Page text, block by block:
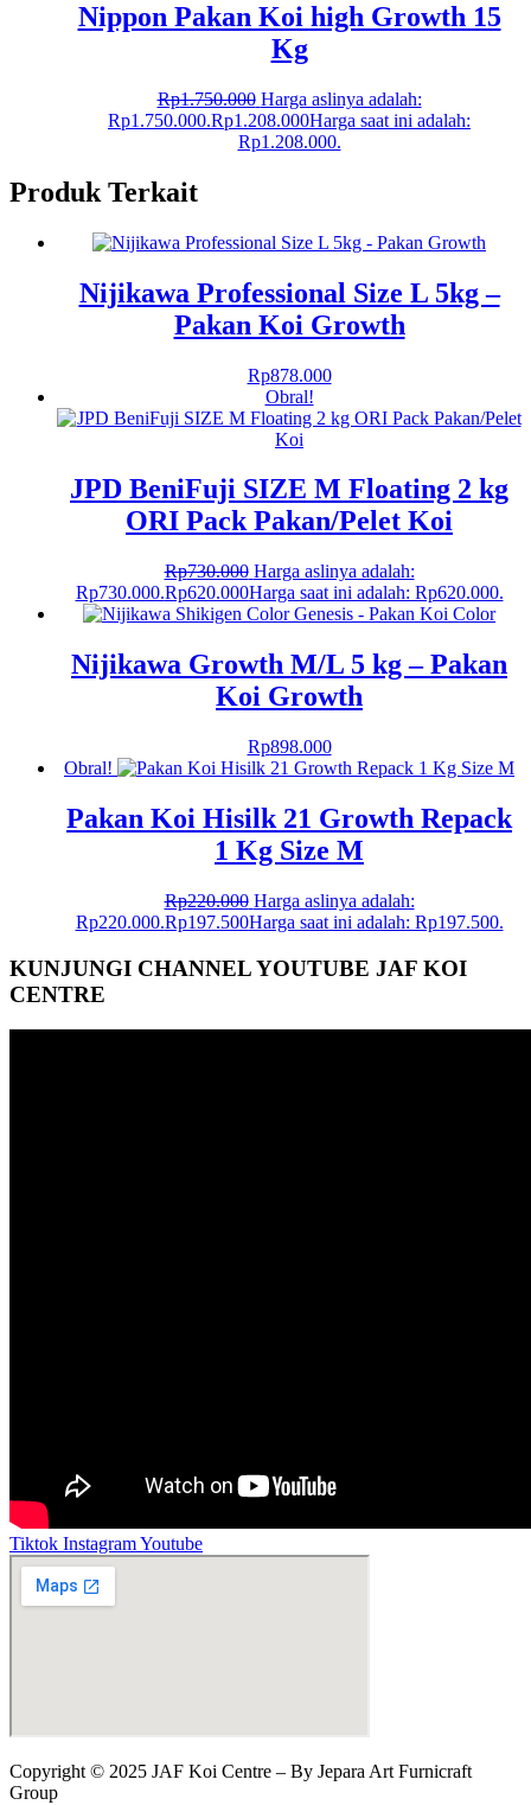
Nippon Pakan Koi high Growth 15
Kg
Rp1.750.000 Harga aslinya adalah:
Rp1.750.000.Rp1.208.000Harga saat ini adalah:
Rp1.208.000.
Produk Terkait
Nijikawa Professional Size L 5kg –
Pakan Koi Growth
Rp878.000
Obral!
JPD BeniFuji SIZE M Floating 2 kg
ORI Pack Pakan/Pelet Koi
Rp730.000 Harga aslinya adalah:
Rp730.000.Rp620.000Harga saat ini adalah: Rp620.000.
Nijikawa Growth M/L 5 kg – Pakan
Koi Growth
Rp898.000
Obral!
Pakan Koi Hisilk 21 Growth Repack
1 Kg Size M
Rp220.000 Harga aslinya adalah:
Rp220.000.Rp197.500Harga saat ini adalah: Rp197.500.
KUNJUNGI CHANNEL YOUTUBE JAF KOI
CENTRE
Tiktok InstagramYoutube
Copyright © 2025 JAF Koi Centre – By Jepara Art Furnicraft
Group